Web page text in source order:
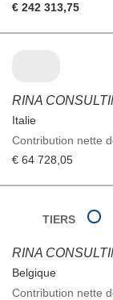
€ 242 313,75
RINA
Italie
Contribution nette
€ 64 728,05
TIERS
RINA
Belgique
Contribution nette